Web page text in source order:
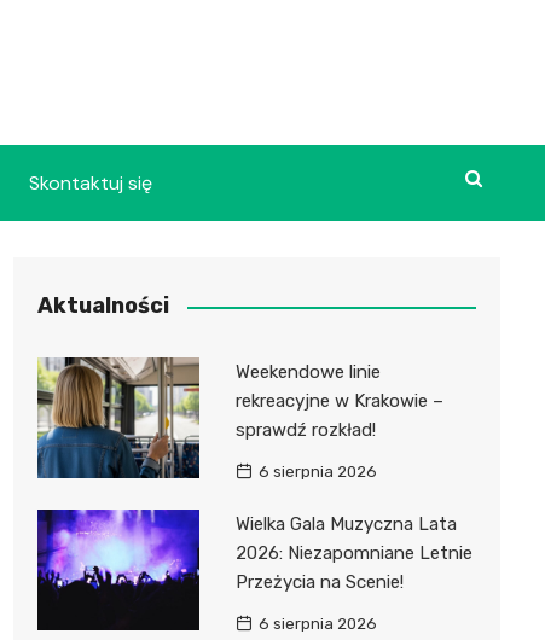
Skontaktuj się
Aktualności
Weekendowe linie
rekreacyjne w Krakowie –
sprawdź rozkład!
6 sierpnia 2026
Wielka Gala Muzyczna Lata
2026: Niezapomniane Letnie
Przeżycia na Scenie!
6 sierpnia 2026